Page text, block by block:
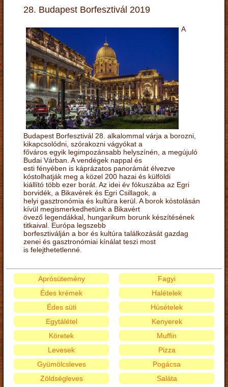
28. Budapest Borfesztivál 2019
A
Budapest Borfesztivál 28. alkalommal várja a borozni,
kikapcsolódni, szórakozni vágyókat a
főváros egyik legimpozánsabb helyszínén, a megújuló
Budai Várban. A vendégek nappal és
esti fényében is káprázatos panorámát élvezve
kóstolhatják meg a közel 200 hazai és külföldi
kiállító több ezer borát. Az idei év fókuszába az Egri
borvidék, a Bikavérek és Egri Csillagok, a
helyi gasztronómia és kultúra kerül. A borok kóstolásán
kívül megismerkedhetünk a Bikavért
övező legendákkal, hungarikum borunk készítésének
titkaival. Európa legszebb
borfesztiválján a bor és kultúra találkozását gazdag
zenei és gasztronómiai kínálat teszi most
is felejthetetlenné.
Aprósütemény
Édes krémek
Édes süti
Egytálétel
Fagyi
Halételek
Húsételek
Kenyerek
Köretek
Levesek
Gyümölcsleves
Zöldségleves
Muffin
Pizza
Pogácsa
Saláta